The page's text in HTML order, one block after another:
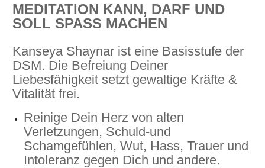
MEDITATION KANN, DARF UND
SOLL SPASS MACHEN
Kanseya Shaynar ist eine Basisstufe der
DSM. Die Befreiung Deiner
Liebesfähigkeit setzt gewaltige Kräfte &
Vitalität frei.
Reinige Dein Herz von alten
Verletzungen, Schuld-und
Schamgefühlen, Wut, Hass, Trauer und
Intoleranz gegen Dich und andere.